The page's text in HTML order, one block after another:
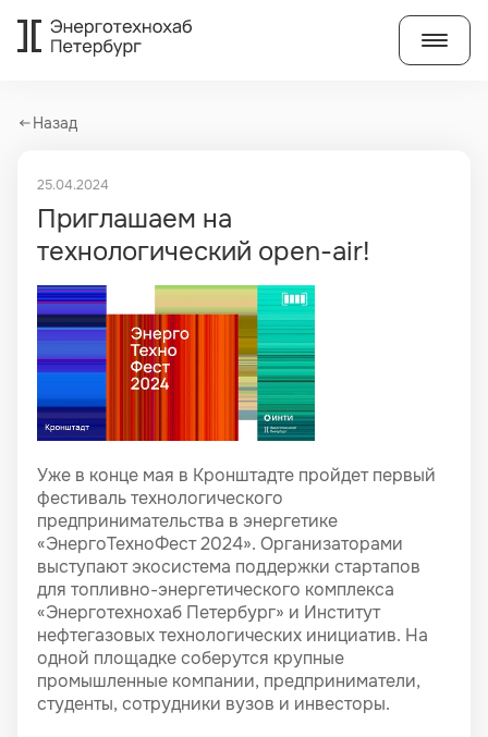
Стартапы и
Назад
25.04.2024
Приглашаем на
технологический open-air!
Уже в конце мая в Кронштадте пройдет первый
фестиваль технологического
предпринимательства в энергетике
«ЭнергоТехноФест 2024». Организаторами
выступают экосистема поддержки стартапов
для топливно-энергетического комплекса
«Энерготехнохаб Петербург» и Институт
нефтегазовых технологических инициатив. На
одной площадке соберутся крупные
промышленные компании, предприниматели,
студенты, сотрудники вузов и инвесторы.